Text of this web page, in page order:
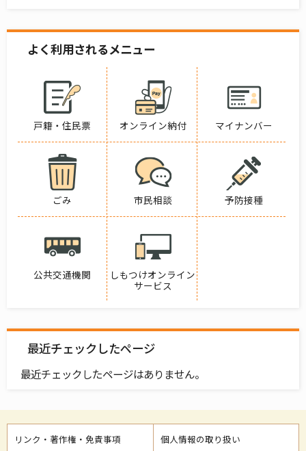
よく利用されるメニュー
戸籍・住民票 オンライン納付 マイナンバー
ごみ 市民相談 予防接種
公共交通機関
しもつけオンライン
サービス
最近チェックしたページ
最近チェックしたページはありません。
リンク・著作権・免責事項 個人情報の取り扱い